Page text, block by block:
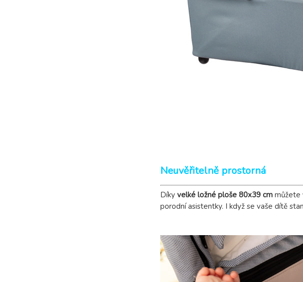
Neuvěřitelně prostorná
Díky velké ložné ploše 80x39 cm můžete
porodní asistentky. I když se vaše dítě